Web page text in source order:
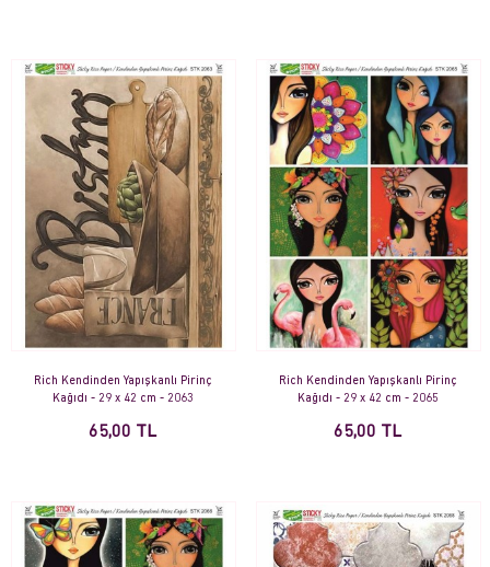
Rich Kendinden Yapışkanlı Pirinç
Kağıdı - 29 x 42 cm - 2063
65,00 TL
Rich Kendinden Yapışkanlı Pirinç
Kağıdı - 29 x 42 cm - 2065
65,00 TL